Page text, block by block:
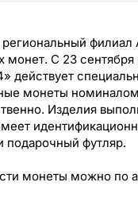
монет. С 23 сентября
действует
монеты номиналом
Изделия
подарочный футляр.
монеты можно по